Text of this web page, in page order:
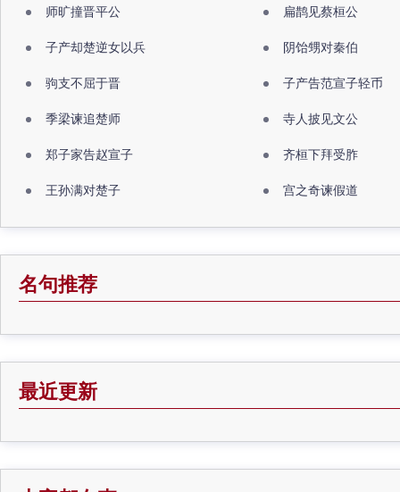
师旷撞晋平公 扁鹊见蔡桓公
子产却楚逆女以兵 阴饴甥对秦伯
驹支不屈于晋 子产告范宣子轻币
季梁谏追楚师 寺人披见文公
郑子家告赵宣子 齐桓下拜受胙
王孙满对楚子 宫之奇谏假道
名句推荐
最近更新